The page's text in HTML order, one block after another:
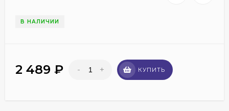
В НАЛИЧИИ
2 489 ₽ - + КУПИТЬ